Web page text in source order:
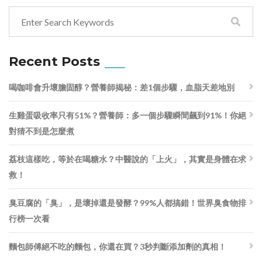
Recent Posts
喝咖啡會升壞膽固醇？營養師揭秘：差1個步驟，血脂天差地別
生雞蛋吸收率只有51%？營養師：多一個步驟瞬間飆到91%！你絕
對猜不到是怎麼煮
荔枝這樣吃，等於在喝糖水？中醫說的「上火」，其實是身體在求
救！
臭豆腐的「臭」，是壞掉還是發酵？99%人都搞錯！世界臭食物排
行榜一次看
麵包師傅絕不吃的麵包，你還在買？3秒判斷添加劑的真相！